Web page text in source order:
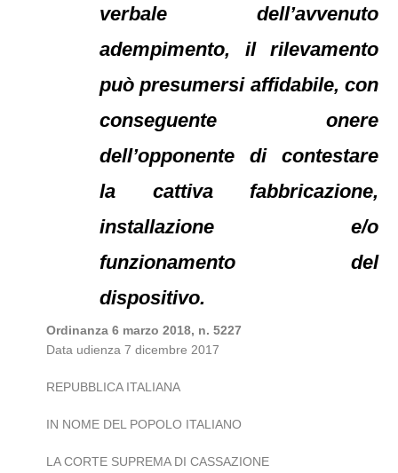
verbale dell’avvenuto
adempimento, il rilevamento
può presumersi affidabile, con
conseguente onere
dell’opponente di contestare
la cattiva fabbricazione,
installazione e/o
funzionamento del
dispositivo.
Ordinanza 6 marzo 2018, n. 5227
Data udienza 7 dicembre 2017
REPUBBLICA ITALIANA
IN NOME DEL POPOLO ITALIANO
LA CORTE SUPREMA DI CASSAZIONE